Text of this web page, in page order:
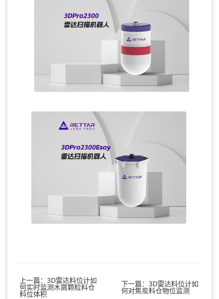
上一篇：3D雷达料位计如
何实时监测木屑颗粒料仓
料位体积
下一篇：3D雷达料位计如
何对焦炭料仓物位监测